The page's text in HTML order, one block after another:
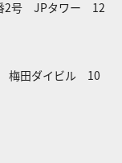
2号 JPタワー 12
梅田ダイビル 10